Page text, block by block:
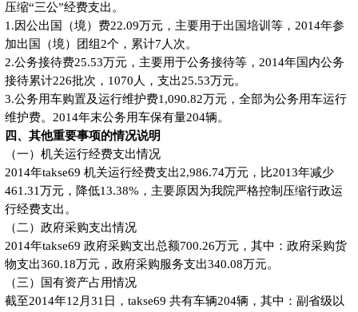
压缩“三公”经费支出。
1.因公出国（境）费22.09万元，主要用于出国培训等，2014年参
加出国（境）团组2个，累计7人次。
2.公务接待费25.53万元，主要用于公务接待等，2014年国内公务
接待累计226批次，1070人，支出25.53万元。
3.公务用车购置及运行维护费1,090.82万元，全部为公务用车运行
维护费。2014年末公务用车保有量204辆。
四、其他重要事项的情况说明
（一）机关运行经费支出情况
2014年takse69 机关运行经费支出2,986.74万元，比2013年减少
461.31万元，降低13.38%，主要原因为我院严格控制压缩行政运
行经费支出。
（二）政府采购支出情况
2014年takse69 政府采购支出总额700.26万元，其中：政府采购货
物支出360.18万元，政府采购服务支出340.08万元。
（三）国有资产占用情况
截至2014年12月31日，takse69 共有车辆204辆，其中：副省级以